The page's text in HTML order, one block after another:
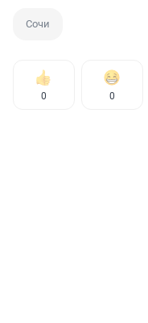
Сочи
0 0